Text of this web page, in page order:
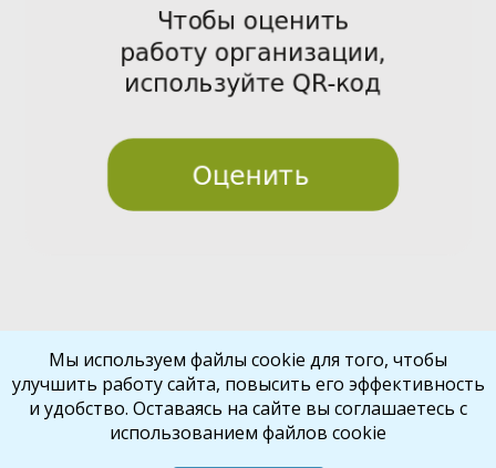
vio
t
Библиокрай© 2026
Мы используем файлы cookie для того, чтобы
улучшить работу сайта, повысить его эффективность
и удобство. Оставаясь на сайте вы соглашаетесь с
использованием файлов cookie